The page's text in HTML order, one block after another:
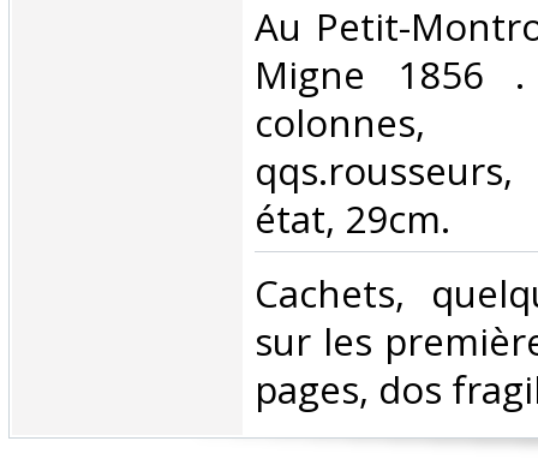
‎Au Petit-
Migne 1856
état, 29cm.‎
‎Cachets,
sur les
pages, dos